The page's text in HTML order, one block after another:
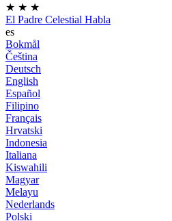
★ ★ ★
El Padre Celestial Habla
es
Bokmål
Čeština
Deutsch
English
Español
Filipino
Français
Hrvatski
Indonesia
Italiana
Kiswahili
Magyar
Melayu
Nederlands
Polski